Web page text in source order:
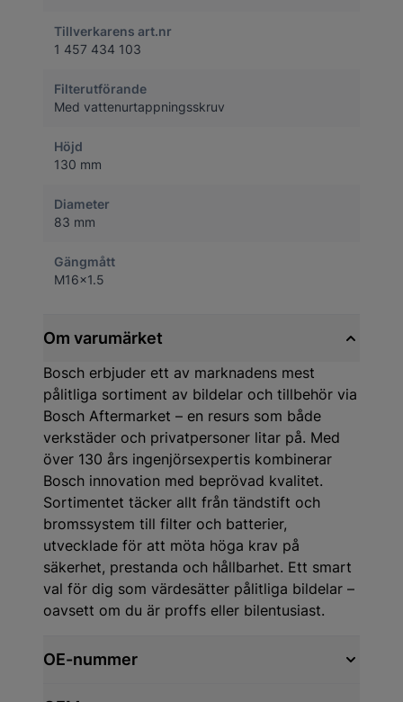
Tillverkarens art.nr
1 457 434 103
Filterutförande
Med vattenurtappningsskruv
Höjd
130 mm
Diameter
83 mm
Gängmått
M16x1.5
Om varumärket
Bosch erbjuder ett av marknadens mest
pålitliga sortiment av bildelar och tillbehör via
Bosch Aftermarket – en resurs som både
verkstäder och privatpersoner litar på. Med
över 130 års ingenjörsexpertis kombinerar
Bosch innovation med beprövad kvalitet.
Sortimentet täcker allt från tändstift och
bromssystem till filter och batterier,
utvecklade för att möta höga krav på
säkerhet, prestanda och hållbarhet. Ett smart
val för dig som värdesätter pålitliga bildelar –
oavsett om du är proffs eller bilentusiast.
OE-nummer